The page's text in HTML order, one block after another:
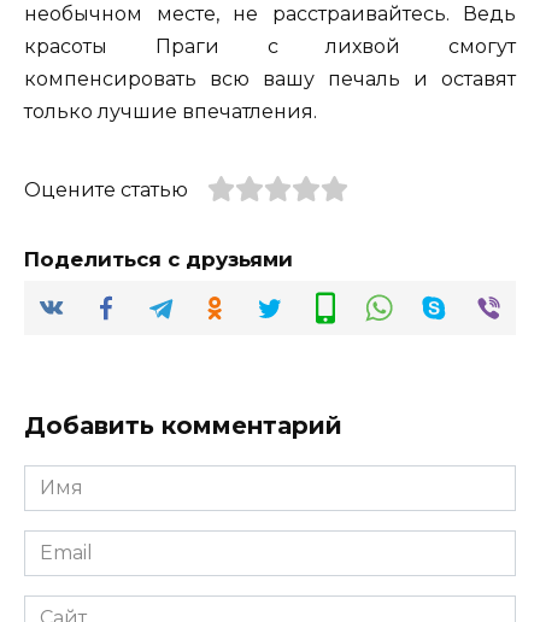
необычном месте, не расстраивайтесь. Ведь
красоты Праги с лихвой смогут
компенсировать всю вашу печаль и оставят
только лучшие впечатления.
Оцените статью
Поделиться с друзьями
Добавить комментарий
Имя
*
Email
*
Сайт